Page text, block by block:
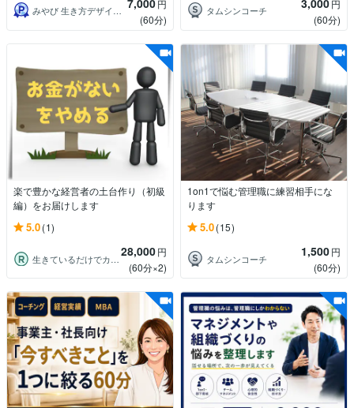
みやび 生き方デザイナー
円
(60分)
タムシンコーチ
円
(60分)
楽で豊かな経営者の土台作り（初級
編）をお届けします
5.0(1)
生きているだけでカウンセラー 紀凛 28,000円
(60分×2)
1on1で悩む管理職に練習相手にな
ります
5.0(15)
タムシンコーチ 1,500円
(60分)